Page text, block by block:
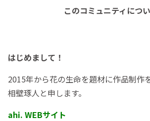
このコミュニティにつ
はじめまして！
2015年から花の生命を題材に作品制作
相壁琢人と申します。
ahi. WEBサイト